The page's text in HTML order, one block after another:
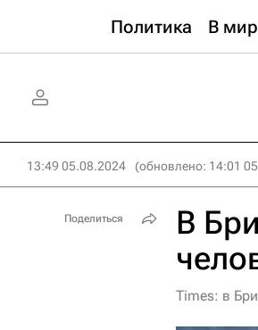
Политика В
13:49 05.08.2024 (обновлено: 14:01
В
Times: в
Поделиться